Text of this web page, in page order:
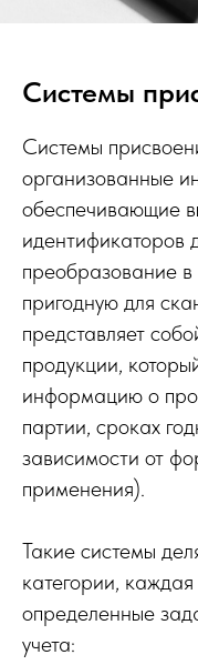
Системы
Системы
организованные
обеспечивающие
идентификаторов
преобразование
пригодную для
представляет
продукции,
информацию о
партии, сроках
зависимости от
применения).
Такие системы
категории,
определенные
учета: